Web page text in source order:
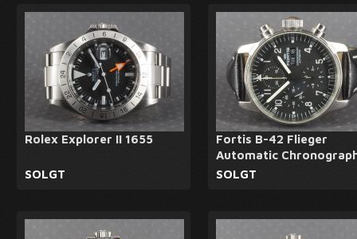
Rolex Explorer II 1655
SOLGT
Fortis B-42 Flieger
Automatic
SOLGT